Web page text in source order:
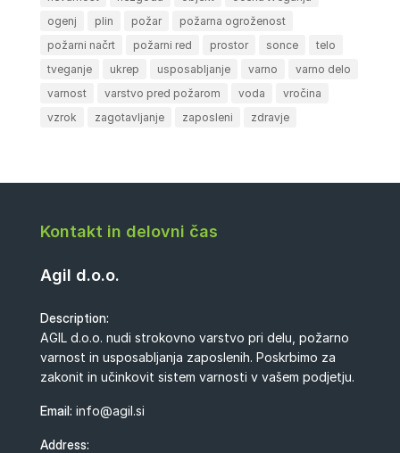
ogenj
plin požar
požarna ogroženost
požarni načrt
požarni red prostor sonce
telo
tveganje
ukrep usposabljanje varno
varno delo
varnost
varstvo pred požarom voda
vročina
vzrok
zagotavljanje zaposleni zdravje
Kontakt in delovni čas
Agil d.o.o.
Description:
AGIL d.o.o. nudi strokovno varstvo pri delu, požarno
varnost in usposabljanja zaposlenih. Poskrbimo za
zakonit in učinkovit sistem varnosti v vašem podjetju.
Email: info@agil.si
Address: